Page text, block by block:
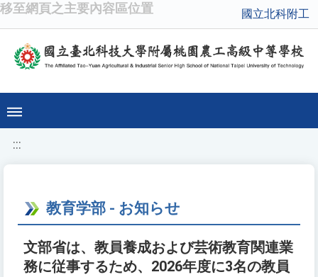
移至網頁之主要內容區位置 國立北科附工
:::
教育学部 - お知らせ
文部省は、教員養成および芸術教育関連業
務に従事するため、2026年度に3名の教員